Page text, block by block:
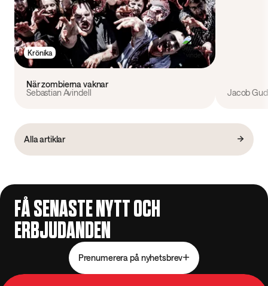
Krönika
När zombierna vaknar
Sebastian Avindell
Jacob
Alla artiklar
FÅ SENASTE NYTT OCH
ERBJUDANDEN
Prenumerera på nyhetsbrev